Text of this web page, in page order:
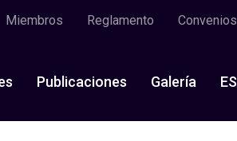
Miembros Reglamento Convenios
Publicaciones Galería ES